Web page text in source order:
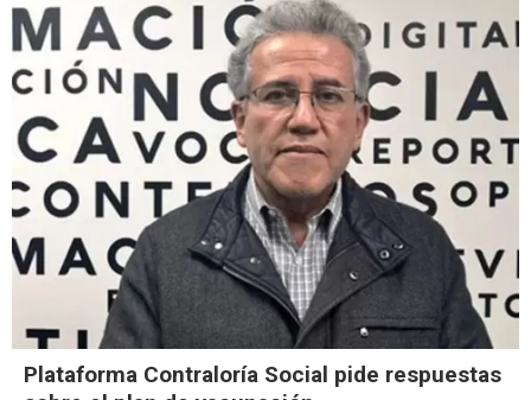
Plataforma Contraloría Social pide respuestas